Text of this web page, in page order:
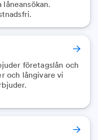
låneansökan.
företagslån och
och långivare vi